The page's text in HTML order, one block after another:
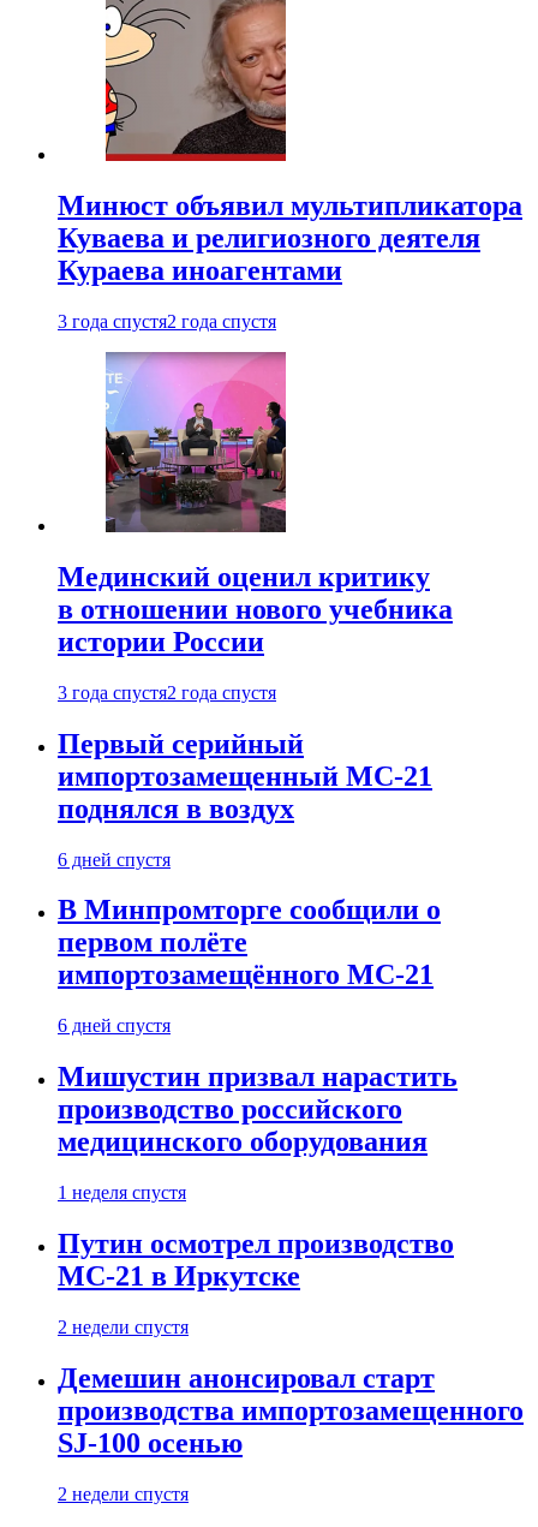
Минюст объявил мультипликатора
Куваева и религиозного деятеля
Кураева иноагентами
3 года спустя2 года спустя
Мединский оценил критику
в отношении нового учебника
истории России
3 года спустя2 года спустя
Первый серийный
импортозамещенный МС-21
поднялся в воздух
6 дней спустя
В Минпромторге сообщили о
первом полёте
импортозамещённого МС-21
6 дней спустя
Мишустин призвал нарастить
производство российского
медицинского оборудования
1 неделя спустя
Путин осмотрел производство
МС-21 в Иркутске
2 недели спустя
Демешин анонсировал старт
производства импортозамещенного
SJ-100 осенью
2 недели спустя